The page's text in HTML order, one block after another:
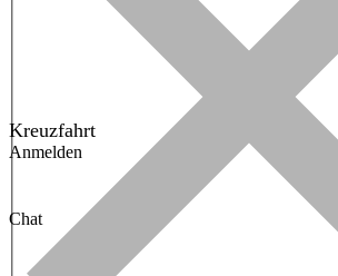
Kreuzfahrt
Anmelden
Chat